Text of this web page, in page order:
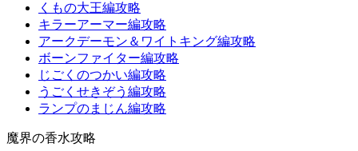
くもの大王編攻略
キラーアーマー編攻略
アークデーモン＆ワイトキング編攻略
ボーンファイター編攻略
じごくのつかい編攻略
うごくせきぞう編攻略
ランプのまじん編攻略
魔界の香水攻略